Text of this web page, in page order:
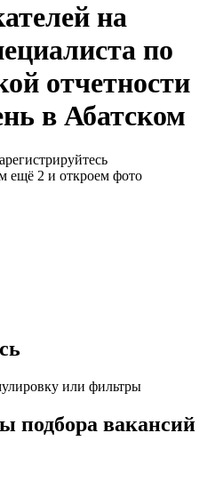
на
по
отчетности
в Абатском
ещё 2 и откроем фото
или фильтры
подбора вакансий